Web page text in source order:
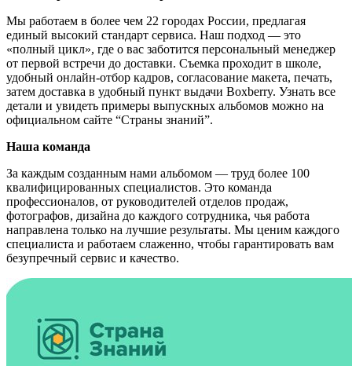
Мы работаем в более чем 22 городах России, предлагая
единый высокий стандарт сервиса. Наш подход — это
«полный цикл», где о вас заботится персональный менеджер
от первой встречи до доставки. Съемка проходит в школе,
удобный онлайн-отбор кадров, согласование макета, печать,
затем доставка в удобный пункт выдачи Boxberry. Узнать все
детали и увидеть примеры выпускных альбомов можно на
официальном сайте “Страны знаний”.
Наша команда
За каждым созданным нами альбомом — труд более 100
квалифицированных специалистов. Это команда
профессионалов, от руководителей отделов продаж,
фотографов, дизайна до каждого сотрудника, чья работа
направлена только на лучшие результаты. Мы ценим каждого
специалиста и работаем слаженно, чтобы гарантировать вам
безупречный сервис и качество.